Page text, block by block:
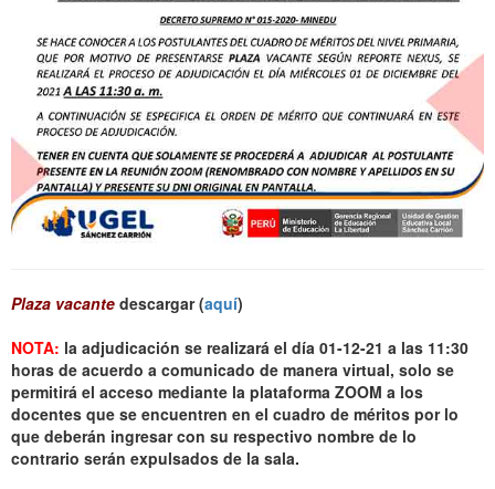
Plaza vacante descargar (aquí)
NOTA: la adjudicación se realizará el día 01-12-21 a las 11:30
horas de acuerdo a comunicado de manera virtual, solo se
permitirá el acceso mediante la plataforma ZOOM a los
docentes que se encuentren en el cuadro de méritos por lo
que deberán ingresar con su respectivo nombre de lo
contrario serán expulsados de la sala.